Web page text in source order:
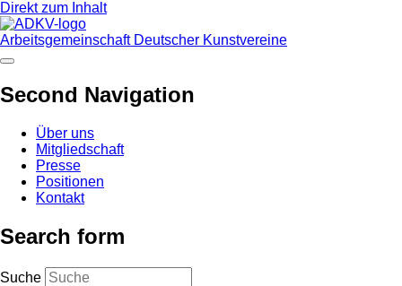
Direkt zum Inhalt
Arbeitsgemeinschaft Deutscher Kunstvereine
Second Navigation
Über uns
Mitgliedschaft
Presse
Positionen
Kontakt
Search form
Suche